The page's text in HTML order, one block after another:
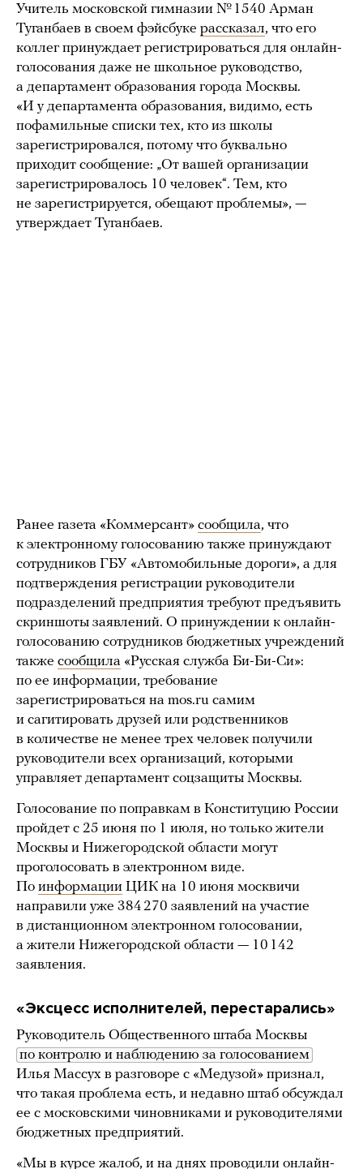
Учитель московской гимназии № 1540 Арман
Туганбаев в своем фэйсбуке рассказал, что его
коллег принуждает регистрироваться для онлайн-
голосования даже не школьное руководство,
а департамент образования города Москвы.
«И у департамента образования, видимо, есть
пофамильные списки тех, кто из школы
зарегистрировался, потому что буквально
приходит сообщение: „От вашей организации
зарегистрировалось 10 человек“. Тем, кто
не зарегистрируется, обещают проблемы», —
утверждает Туганбаев.
Ранее газета «Коммерсант» сообщила, что
к электронному голосованию также принуждают
сотрудников ГБУ «Автомобильные дороги», а для
подтверждения регистрации руководители
подразделений предприятия требуют предъявить
скриншоты заявлений. О принуждении к онлайн-
голосованию сотрудников бюджетных учреждений
также сообщила «Русская служба Би-Би-Си»:
по ее информации, требование
зарегистрироваться на mos.ru самим
и сагитировать друзей или родственников
в количестве не менее трех человек получили
руководители всех организаций, которыми
управляет департамент соцзащиты Москвы.
Голосование по поправкам в Конституцию России
пройдет с 25 июня по 1 июля, но только жители
Москвы и Нижегородской области могут
проголосовать в электронном виде.
По информации ЦИК на 10 июня москвичи
направили уже 384 270 заявлений на участие
в дистанционном электронном голосовании,
а жители Нижегородской области — 10 142
заявления.
«Эксцесс исполнителей, перестарались»
Руководитель Общественного штаба Москвы
по контролю и наблюдению за голосованием
Илья Массух в разговоре с «Медузой» признал,
что такая проблема есть, и недавно штаб обсуждал
ее с московскими чиновниками и руководителями
бюджетных предприятий.
«Мы в курсе жалоб, и на днях проводили онлайн-